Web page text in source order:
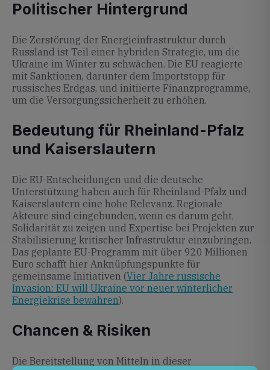
Politischer Hintergrund
Die Zerstörung der Energieinfrastruktur durch
Russland ist Teil einer hybriden Strategie, um die
Ukraine im Winter zu schwächen. Die EU reagierte
mit Sanktionen, darunter dem Importstopp für
russisches Erdgas, und initiierte Finanzprogramme,
um die Versorgungssicherheit zu erhöhen.
Bedeutung für Rheinland-Pfalz
und Kaiserslautern
Die EU-Entscheidungen und die deutsche
Unterstützung haben auch für Rheinland-Pfalz und
Kaiserslautern eine hohe Relevanz. Regionale
Akteure sind eingebunden, wenn es darum geht,
Solidarität zu zeigen und Expertise bei Projekten zur
Stabilisierung kritischer Infrastruktur einzubringen.
Das geplante EU-Programm mit über 920 Millionen
Euro schafft hier Anknüpfungspunkte für
gemeinsame Initiativen (Vier Jahre russische
Invasion: EU will Ukraine vor neuer winterlicher
Energiekrise bewahren).
Chancen & Risiken
Die Bereitstellung von Mitteln in dieser